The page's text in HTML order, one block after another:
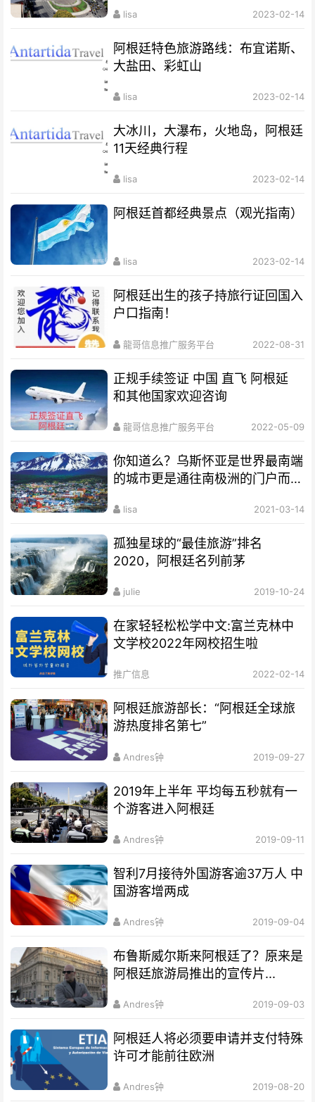
lisa 2023-02-14
阿根廷特色旅游路线：布宜诺斯、
大盐田、彩虹山
lisa 2023-02-14
大冰川，大瀑布，火地岛，阿根廷
11天经典行程
lisa 2023-02-14
阿根廷首都经典景点（观光指南）
lisa 2023-02-14
阿根廷出生的孩子持旅行证回国入
户口指南！
龍哥信息推广服务平台 2022-08-31
正规手续签证 中国 直飞 阿根延
和其他国家欢迎咨询
龍哥信息推广服务平台 2022-05-09
你知道么？乌斯怀亚是世界最南端
的城市更是通往南极洲的门户而驰
lisa 2021-03-14
孤独星球的“最佳旅游”排名
2020，阿根廷名列前茅
julie 2019-10-24
在家轻轻松松学中文:富兰克林中
文学校2022年网校招生啦
推广信息 2022-02-14
阿根廷旅游部长：“阿根廷全球旅
游热度排名第七”
Andres钟 2019-09-27
2019年上半年 平均每五秒就有一
个游客进入阿根廷
Andres钟 2019-09-11
智利7月接待外国游客逾37万人 中
国游客增两成
Andres钟 2019-09-04
布鲁斯威尔斯来阿根廷了？原来是
阿根廷旅游局推出的宣传片...
Andres钟 2019-09-03
阿根廷人将必须要申请并支付特殊
许可才能前往欧洲
Andres钟 2019-08-20